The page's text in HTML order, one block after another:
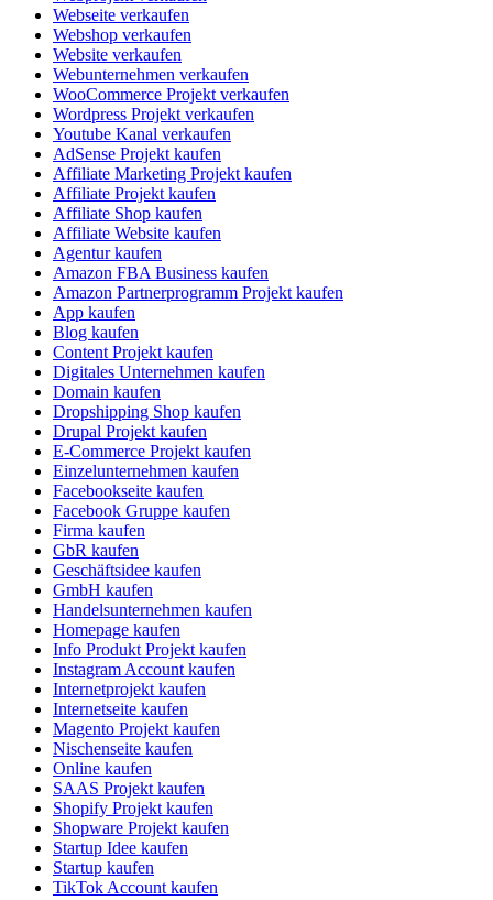
Webseite verkaufen
Webshop verkaufen
Website verkaufen
Webunternehmen verkaufen
WooCommerce Projekt verkaufen
Wordpress Projekt verkaufen
Youtube Kanal verkaufen
AdSense Projekt kaufen
Affiliate Marketing Projekt kaufen
Affiliate Projekt kaufen
Affiliate Shop kaufen
Affiliate Website kaufen
Agentur kaufen
Amazon FBA Business kaufen
Amazon Partnerprogramm Projekt kaufen
App kaufen
Blog kaufen
Content Projekt kaufen
Digitales Unternehmen kaufen
Domain kaufen
Dropshipping Shop kaufen
Drupal Projekt kaufen
E-Commerce Projekt kaufen
Einzelunternehmen kaufen
Facebookseite kaufen
Facebook Gruppe kaufen
Firma kaufen
GbR kaufen
Geschäftsidee kaufen
GmbH kaufen
Handelsunternehmen kaufen
Homepage kaufen
Info Produkt Projekt kaufen
Instagram Account kaufen
Internetprojekt kaufen
Internetseite kaufen
Magento Projekt kaufen
Nischenseite kaufen
Online kaufen
SAAS Projekt kaufen
Shopify Projekt kaufen
Shopware Projekt kaufen
Startup Idee kaufen
Startup kaufen
TikTok Account kaufen